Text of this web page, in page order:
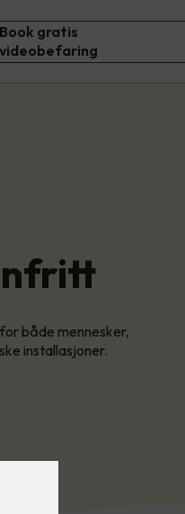
Book gratis
videobefaring
både mennesker,
installasjoner.